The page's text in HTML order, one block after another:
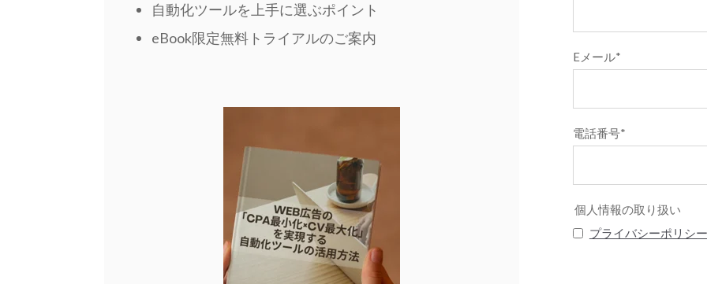
自動化ツールを上手に選ぶポイント
eBook限定無料トライアルのご案内
Eメール*
電話番号*
個人情報の取り扱い
プライバシーポリシー